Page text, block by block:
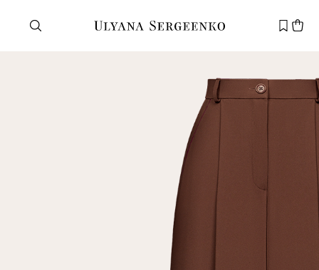
Нужна помощь?
+7 495 105 70 25
support@ulyanasergeenko.com
11—19
Новый
клиент